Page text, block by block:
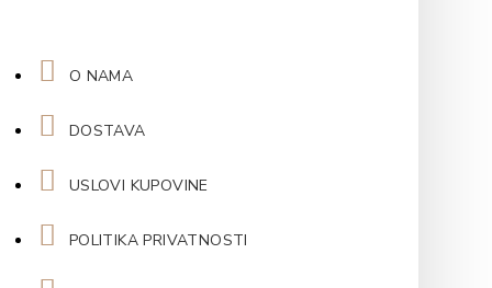
O NAMA
DOSTAVA
USLOVI KUPOVINE
POLITIKA PRIVATNOSTI